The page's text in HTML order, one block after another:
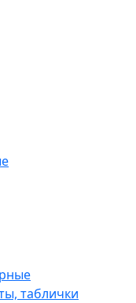
таблички